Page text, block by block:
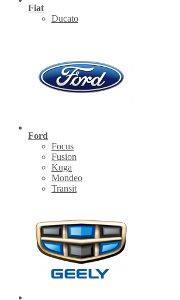
Fiat
Ducato
Ford
Focus
Fusion
Kuga
Mondeo
Transit